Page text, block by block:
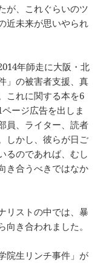
が、これぐらいのツ
近未来が思いやられ
年師走に大阪・北
」の被害者支援、真
これに関する本を6
ージ広告を出しま
員、ライター、読者
しかし、彼らが日ご
るのであれば、むし
き合うべきではなか
リストの中では、暴
き合われました。
院生リンチ事件」が